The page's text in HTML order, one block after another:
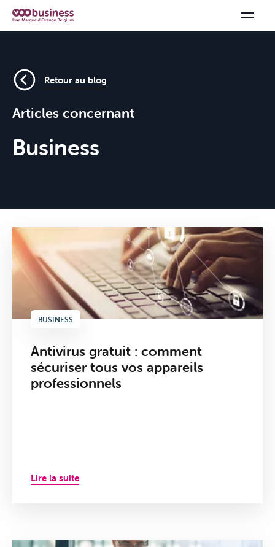
Retour au blog
Articles concernant
Business
BUSINESS
Antivirus gratuit : comment
sécuriser tous vos appareils
professionnels
Lire la suite